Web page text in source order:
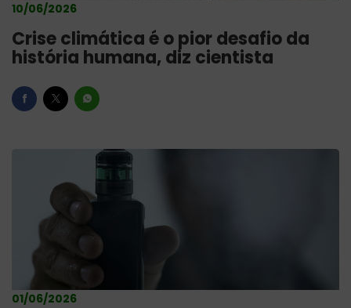
10/06/2026
Crise climática é o pior desafio da
história humana, diz cientista
01/06/2026